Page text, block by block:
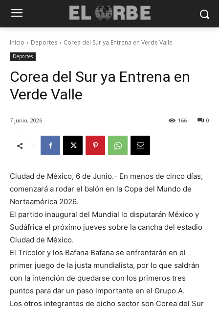
Inicio Deportes Corea del Sur ya Entrena en Verde Valle
Deportes
Corea del Sur ya Entrena en
Verde Valle
7 junio, 2026 0
166
Ciudad de México, 6 de Junio.- En menos de cinco días,
comenzará a rodar el balón en la Copa del Mundo de
Norteamérica 2026.
El partido inaugural del Mundial lo disputarán México y
Sudáfrica el próximo jueves sobre la cancha del estadio
Ciudad de México.
El Tricolor y los Bafana Bafana se enfrentarán en el
primer juego de la justa mundialista, por lo que saldrán
con la intención de quedarse con los primeros tres
puntos para dar un paso importante en el Grupo A.
Los otros integrantes de dicho sector son Corea del Sur